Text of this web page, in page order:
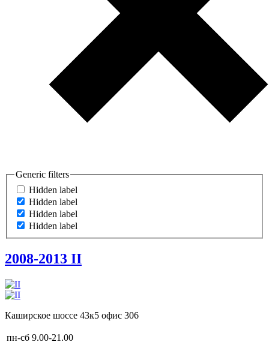
Generic filters
Hidden label
Hidden label
Hidden label
Hidden label
2008-2013 II
Каширское шоссе 43к5 офис 306
пн-сб 9.00-21.00